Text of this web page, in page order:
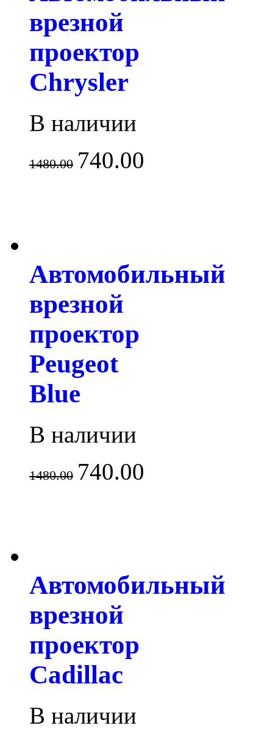
врезной
проектор
Chrysler
В наличии
1480.00 740.00
Автомобильный
врезной
проектор
Peugeot
Blue
В наличии
1480.00 740.00
Автомобильный
врезной
проектор
Cadillac
В наличии